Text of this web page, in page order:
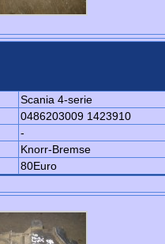
Scania 4-serie
0486203009 1423910
-
Knorr-Bremse
80Euro